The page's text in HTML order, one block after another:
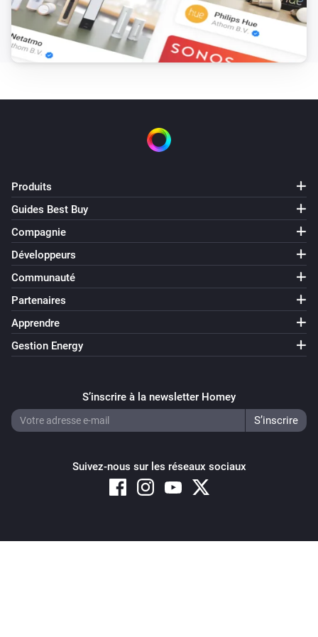
Produits
Guides Best Buy
Compagnie
Développeurs
Communauté
Partenaires
Apprendre
Gestion Energy
S’inscrire à la newsletter Homey
Suivez-nous sur les réseaux sociaux